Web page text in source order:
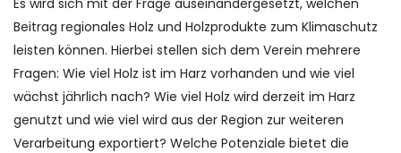
Es wird sich mit der Frage auseinandergesetzt, welchen
Beitrag regionales Holz und Holzprodukte zum Klimaschutz
leisten können. Hierbei stellen sich dem Verein mehrere
Fragen: Wie viel Holz ist im Harz vorhanden und wie viel
wächst jährlich nach? Wie viel Holz wird derzeit im Harz
genutzt und wie viel wird aus der Region zur weiteren
Verarbeitung exportiert? Welche Potenziale bietet die